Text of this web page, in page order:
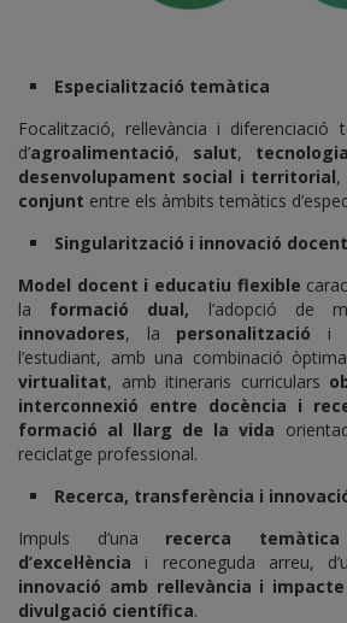
Especialització temàtica
Focalització, rellevància i diferenciació
d’agroalimentació, salut,
desenvolupament social i territorial,
conjunt entre els àmbits temàtics
Singularització i innovació
Model docent i educatiu flexible
la formació dual, l’adopció de
innovadores, la personalització i
l’estudiant, amb una combinació
virtualitat, amb itineraris curriculars
interconnexió entre docència i
formació al llarg de la vida
reciclatge professional.
Recerca, transferència i
Impuls d’una recerca temàtica
d’excel·lència i reconeguda arreu,
innovació amb rellevància i impacte
divulgació científica.